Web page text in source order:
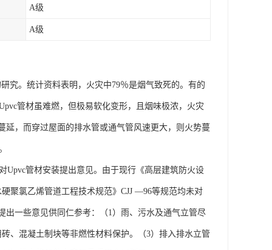
A级
A级
究。统计资料表明，火灾中79％是烟气致死的。有的
管材虽难燃，但极易软化变形，且烟味极浓，火灾
，而穿过屋面的排水管或通气管风速更大，则火势蔓
Upvc管材安装提出意见。由于现行《高层建筑防火设
聚氯乙烯管道工程技术规范》CJJ —96等规范均未对
出一些意见供同仁参考：（1）雨、污水及通气立管尽
、混凝土制块等非燃性材料保护。（3）排入排水立管